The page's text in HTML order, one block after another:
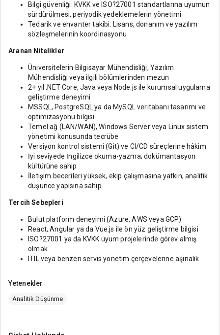
Bilgi güvenliği: KVKK ve ISO?27001 standartlarına uyumun
sürdürülmesi, periyodik yedeklemelerin yönetimi
Tedarik ve envanter takibi: Lisans, donanım ve yazılım
sözleşmelerinin koordinasyonu
Aranan Nitelikler
Üniversitelerin Bilgisayar Mühendisliği, Yazılım
Mühendisliği veya ilgili bölümlerinden mezun
2+ yıl .NET Core, Java veya Node.js ile kurumsal uygulama
geliştirme deneyimi
MSSQL, PostgreSQL ya da MySQL veritabanı tasarımı ve
optimizasyonu bilgisi
Temel ağ (LAN/WAN), Windows Server veya Linux sistem
yönetimi konusunda tecrübe
Versiyon kontrol sistemi (Git) ve CI/CD süreçlerine hâkim
İyi seviyede İngilizce okuma-yazma; dokümantasyon
kültürüne sahip
İletişim becerileri yüksek, ekip çalışmasına yatkın, analitik
düşünce yapısına sahip
Tercih Sebepleri
Bulut platform deneyimi (Azure, AWS veya GCP)
React, Angular ya da Vue.js ile ön yüz geliştirme bilgisi
ISO?27001 ya da KVKK uyum projelerinde görev almış
olmak
ITIL veya benzeri servis yönetim çerçevelerine aşinalık
Yetenekler
Analitik Düşünme